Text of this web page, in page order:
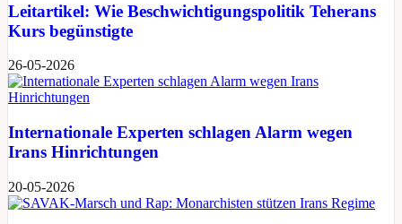
Leitartikel: Wie Beschwichtigungspolitik Teherans
Kurs begünstigte
26-05-2026
Internationale Experten schlagen Alarm wegen
Irans Hinrichtungen
20-05-2026